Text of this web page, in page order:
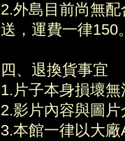
2.外島目前尚無
送，運費一律150
四、退換貨事宜
1.片子本身損壞
2.影片內容與圖
3.本館一律以大